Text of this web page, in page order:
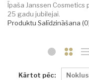
Īpaša Janssen
25 gadu jubilejai.
Produktu Salīdzināšana
Kārtot pēc: